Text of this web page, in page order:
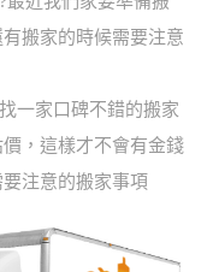
搬家的時候需要注意
一家口碑不錯的搬家
，這樣才不會有金錢
注意的搬家事項